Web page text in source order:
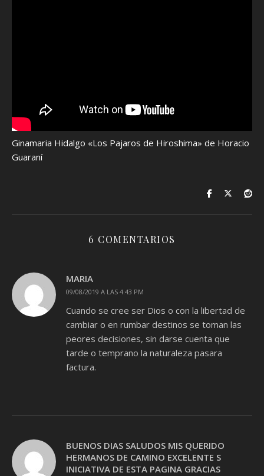
Ginamaria Hidalgo «Los Pajaros de Hiroshima» de Horacio
Guaraní
6 COMENTARIOS
MARIA
09/08/2019 A LAS 4:43 PM
Cuando se cree ser Dios o con la libertad de
cambiar o en rumbar destinos se toman las
peores decisiones, sin darse cuenta que
tarde o temprano la naturaleza pasara
factura.
BUENOS DIAS SALUDOS MIS QUERIDO
HERMANOS DE CAMINO EXCELENTE S
INICIATIVA DE ESTA PAGINA GRACIAS